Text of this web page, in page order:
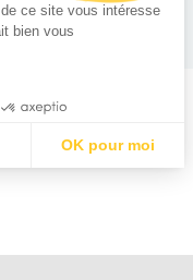
ce site vous intéresse
bien vous
OK pour moi
et de gérer vos